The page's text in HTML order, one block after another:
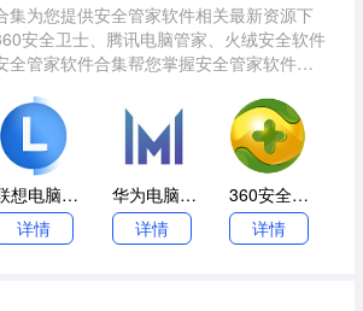
集为您提供安全管家软件相关最新资源下
安全卫士、腾讯电脑管家、火绒安全软件
全管家软件合集帮您掌握安全管家软件最
难题！欢迎大家关注本站，了解更多资
联想电脑管家电脑版
详情
华为电脑管家
详情
360安全卫士
详情